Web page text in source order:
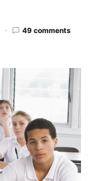
49 comments